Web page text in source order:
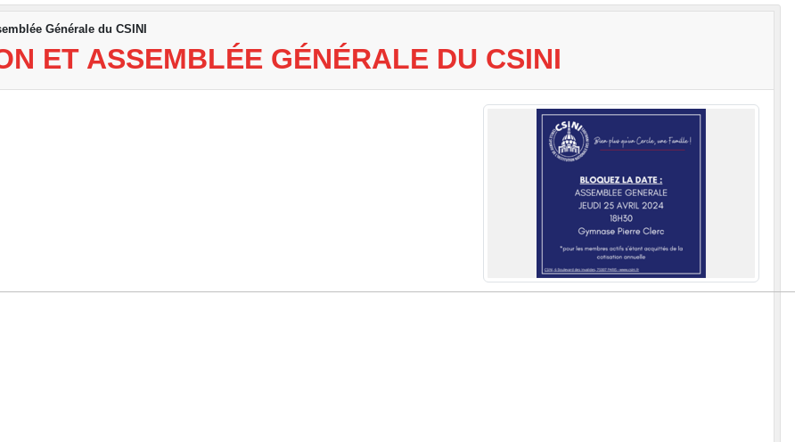
Générale du CSINI
ET ASSEMBLÉE GÉNÉRALE DU CSINI